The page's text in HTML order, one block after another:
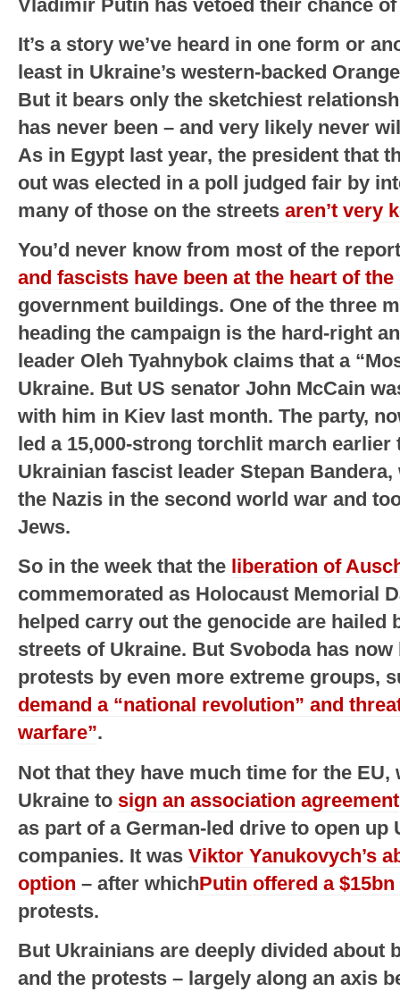
Vladimir Putin has vetoed their chance
It’s a story we’ve heard in one form or
least in Ukraine’s western-backed
But it bears only the sketchiest
has never been – and very likely never
As in Egypt last year, the president that
out was elected in a poll judged fair by
many of those on the streets aren’t very
You’d never know from most of the
and fascists have been at the heart of
government buildings. One of the three
heading the campaign is the hard-right
leader Oleh Tyahnybok claims that a
Ukraine. But US senator John McCain
with him in Kiev last month. The party,
led a 15,000-strong torchlit march
Ukrainian fascist leader Stepan
the Nazis in the second world war and
Jews.
So in the week that the liberation of
commemorated as Holocaust Memorial
helped carry out the genocide are
streets of Ukraine. But Svoboda has
protests by even more extreme groups,
demand a “national revolution” and
warfare”.
Not that they have much time for the
Ukraine to sign an association agreement
as part of a German-led drive to open up
companies. It was Viktor Yanukovych’s
option – after whichPutin offered a
protests.
But Ukrainians are deeply divided about
and the protests – largely along an axis